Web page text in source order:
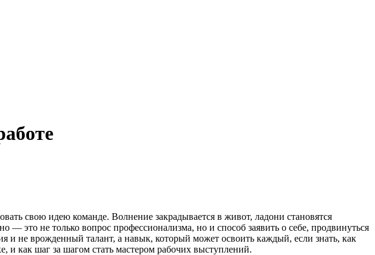
свою идею команде. Волнение закрадывается в живот, ладони становятся
это не только вопрос профессионализма, но и способ заявить о себе, продвинуться
и не врожденный талант, а навык, который может освоить каждый, если знать, как
и как шаг за шагом стать мастером рабочих выступлений.